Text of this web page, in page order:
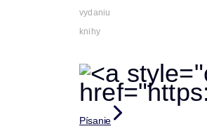
vydaniu
knihy
Písanie